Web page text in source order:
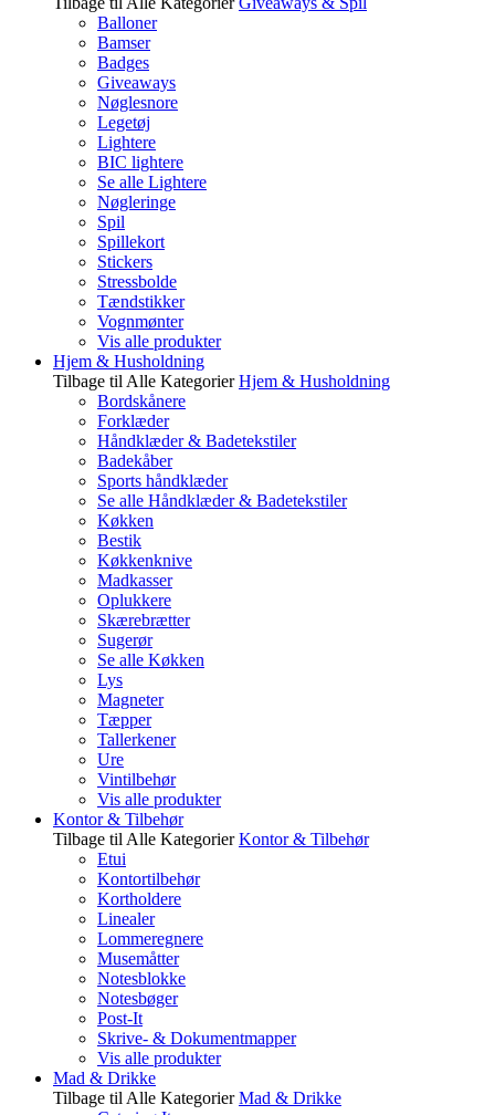
Balloner
Bamser
Badges
Giveaways
Nøglesnore
Legetøj
Lightere
BIC lightere
Se alle Lightere
Nøgleringe
Spil
Spillekort
Stickers
Stressbolde
Tændstikker
Vognmønter
Vis alle produkter
Hjem & Husholdning
Tilbage til Alle Kategorier Hjem & Husholdning
Bordskånere
Forklæder
Håndklæder & Badetekstiler
Badekåber
Sports håndklæder
Se alle Håndklæder & Badetekstiler
Køkken
Bestik
Køkkenknive
Madkasser
Oplukkere
Skærebrætter
Sugerør
Se alle Køkken
Lys
Magneter
Tæpper
Tallerkener
Ure
Vintilbehør
Vis alle produkter
Kontor & Tilbehør
Tilbage til Alle Kategorier Kontor & Tilbehør
Etui
Kontortilbehør
Kortholdere
Linealer
Lommeregnere
Musemåtter
Notesblokke
Notesbøger
Post-It
Skrive- & Dokumentmapper
Vis alle produkter
Mad & Drikke
Tilbage til Alle Kategorier Mad & Drikke